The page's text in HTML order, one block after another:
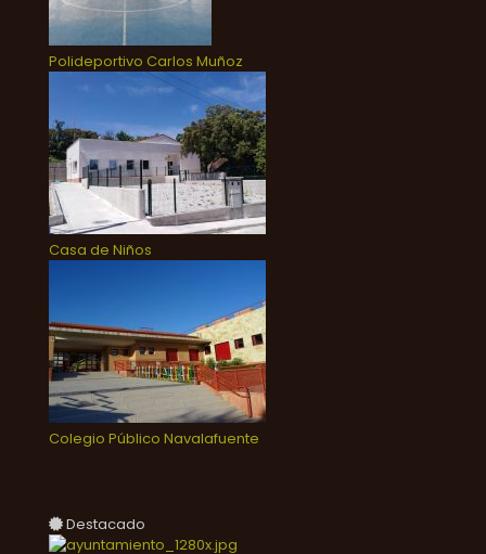
Polideportivo Carlos Muñoz
Casa de Niños
Colegio Público Navalafuente
Destacado